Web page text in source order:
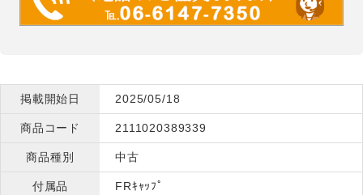
掲載開始日 2025/05/18
商品コード 2111020389339
商品種別 中古
付属品 FRｷｬｯﾌﾟ